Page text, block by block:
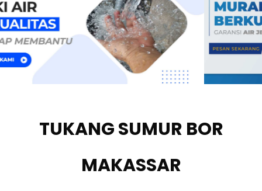
TUKANG SUMUR BOR
MAKASSAR